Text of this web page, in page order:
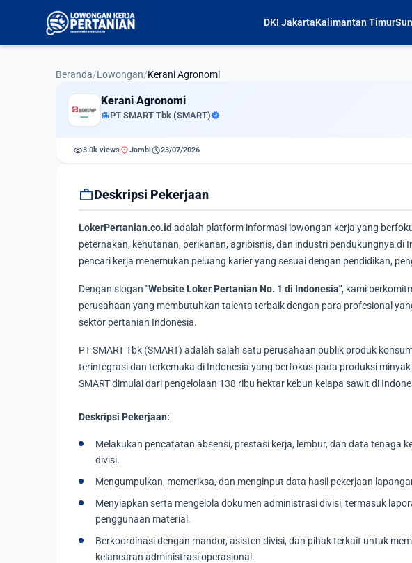
DKI JakartaKalimantan Timur
Beranda/Lowongan/Kerani Agronomi
Kerani Agronomi
apartment PT SMART Tbk (SMART)verified
visibility3.0k viewslocation_onJambischedule23/07/2026
workDeskripsi Pekerjaan
LokerPertanian.co.id adalah platform informasi lowongan kerja yang
peternakan, kehutanan, perikanan, agribisnis, dan industri pendukungnya di
pencari kerja menemukan peluang karier yang sesuai dengan pendidikan,
Dengan slogan "Website Loker Pertanian No. 1 di Indonesia", kami
perusahaan yang membutuhkan talenta terbaik dengan para profesional
sektor pertanian Indonesia.
PT SMART Tbk (SMART) adalah salah satu perusahaan publik produk
terintegrasi dan terkemuka di Indonesia yang berfokus pada produksi
SMART dimulai dari pengelolaan 138 ribu hektar kebun kelapa sawit di
Deskripsi Pekerjaan:
Melakukan pencatatan absensi, prestasi kerja, lembur, dan data tenaga
divisi.
Mengumpulkan, memeriksa, dan menginput data hasil pekerjaan
Menyiapkan serta mengelola dokumen administrasi divisi, termasuk
penggunaan material.
Berkoordinasi dengan mandor, asisten divisi, dan pihak terkait untuk
kelancaran administrasi operasional.